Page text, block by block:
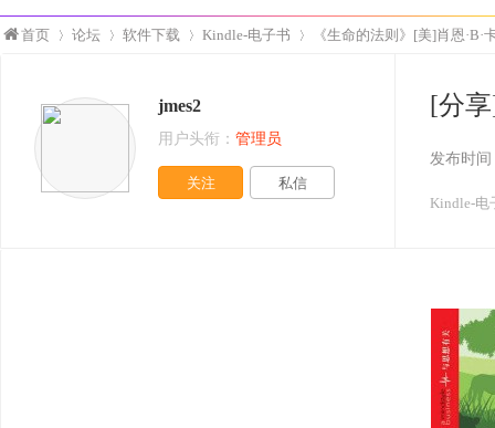
首页
»
论坛 软件下载
›
Kindle-电子书 《生命的法则》[美]肖恩·B·
[分
发布时间
Kindle-电
jmes2
用户头衔： 管理员
关注 私信